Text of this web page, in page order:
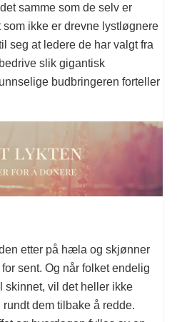
samme som de selv er
ikke er drevne lystløgnere
seg at ledere de har valgt fra
slik gigantisk
budbringeren forteller
etter på hæla og skjønner
sent. Og når folket endelig
skinnet, vil det heller ikke
dem tilbake å redde.